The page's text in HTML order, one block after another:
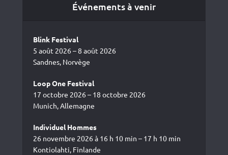
Événements à venir
Blink Festival
5 août 2026 – 8 août 2026
Sandnes, Norvège
Loop One Festival
17 octobre 2026 – 18 octobre 2026
Munich, Allemagne
Individuel Hommes
26 novembre 2026 à 16 h 10 min – 17 h 10 min
Kontiolahti, Finlande